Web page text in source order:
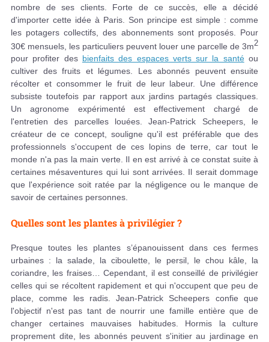
nombre de ses clients. Forte de ce succès, elle a décidé
d'importer cette idée à Paris. Son principe est simple : comme
les potagers collectifs, des abonnements sont proposés. Pour
30€ mensuels, les particuliers peuvent louer une parcelle de 3m2
pour profiter des bienfaits des espaces verts sur la santéou
cultiver des fruits et légumes. Les abonnés peuvent ensuite
récolter et consommer le fruit de leur labeur. Une différence
subsiste toutefois par rapport aux jardins partagés classiques.
Un agronome expérimenté est effectivement chargé de
l'entretien des parcelles louées. Jean-Patrick Scheepers, le
créateur de ce concept, souligne qu'il est préférable que des
professionnels s'occupent de ces lopins de terre, car tout le
monde n'a pas la main verte. Il en est arrivé à ce constat suite à
certaines mésaventures qui lui sont arrivées. Il serait dommage
que l'expérience soit ratée par la négligence ou le manque de
savoir de certaines personnes.
Quelles sont les plantes à privilégier ?
Presque toutes les plantes s’épanouissent dans ces fermes
urbaines : la salade, la ciboulette, le persil, le chou kâle, la
coriandre, les fraises… Cependant, il est conseillé de privilégier
celles qui se récoltent rapidement et qui n'occupent que peu de
place, comme les radis. Jean-Patrick Scheepers confie que
l'objectif n'est pas tant de nourrir une famille entière que de
changer certaines mauvaises habitudes. Hormis la culture
proprement dite, les abonnés peuvent s'initier au jardinage en